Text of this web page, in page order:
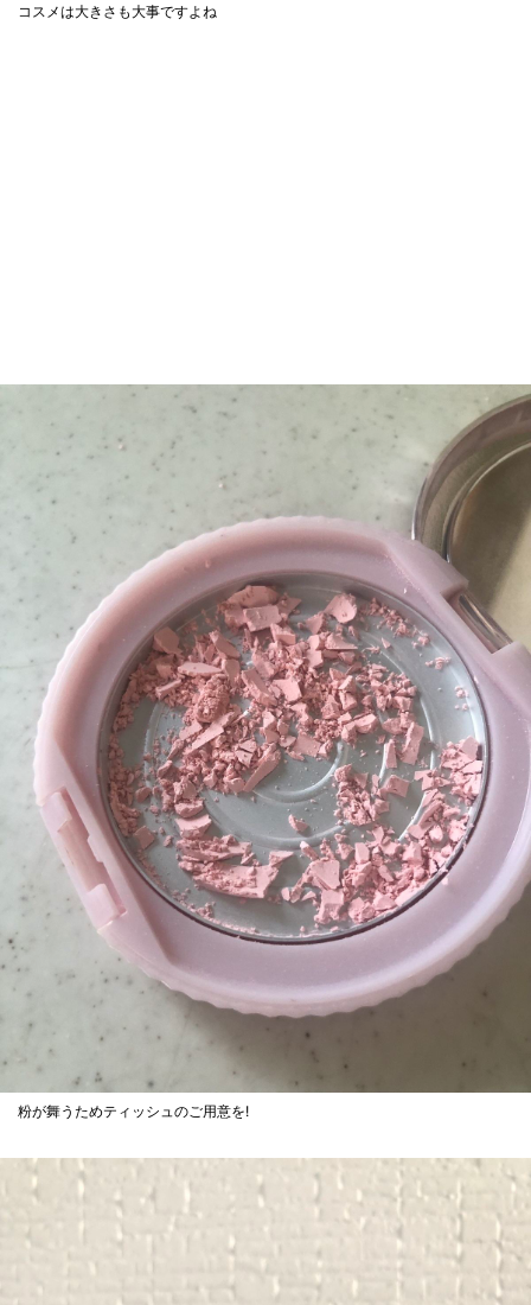
コスメは大きさも大事ですよね
粉が舞うためティッシュのご用意を!